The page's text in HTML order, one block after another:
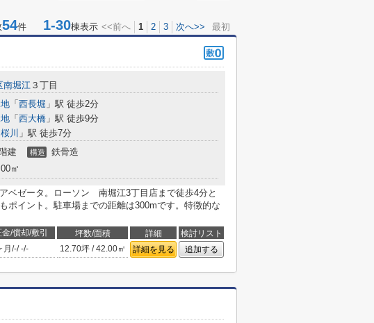
54件 1-30棟表示 <<前へ 1 2 3 次へ>> 最初
南堀江 ３丁目
「 西長堀 」駅 徒歩2分
「 西大橋 」駅 徒歩9分
桜川 」駅 徒歩7分
建 構造 鉄骨造
㎡
ベゼータ。ローソン 南堀江3丁目店まで徒歩4分と
ポイント。駐車場までの距離は300mです。特徴的な
/償却/敷引 坪数/面積 詳細
検討リスト
月 /-/-/- 12.70坪 / 42.00㎡ 詳細を見る 追加する